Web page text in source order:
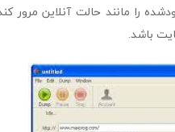
را مانند حالت آنلاین
باشد.